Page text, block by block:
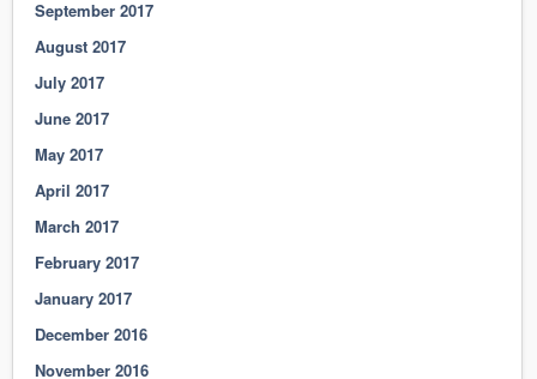
September 2017
August 2017
July 2017
June 2017
May 2017
April 2017
March 2017
February 2017
January 2017
December 2016
November 2016